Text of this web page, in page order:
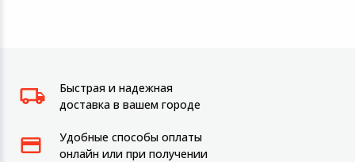
Быстрая и надежная
доставка в вашем городе
Удобные способы оплаты
онлайн или при получении